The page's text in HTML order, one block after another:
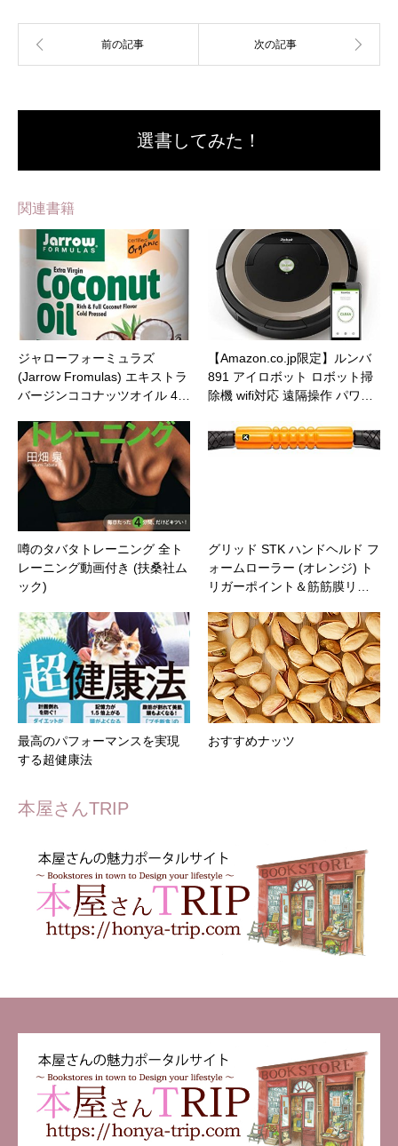
選書してみた！
関連書籍
ジャローフォーミュラズ
(Jarrow Fromulas) エキストラ
バージンココナッツオイル 4…
【Amazon.co.jp限定】ルンバ
891 アイロボット ロボット掃
除機 wifi対応 遠隔操作 パワ…
噂のタバタトレーニング 全ト
レーニング動画付き (扶桑社ム
ック)
グリッド STK ハンドヘルド フ
ォームローラー (オレンジ) ト
リガーポイント＆筋筋膜リ…
最高のパフォーマンスを実現
する超健康法
おすすめナッツ
本屋さんTRIP